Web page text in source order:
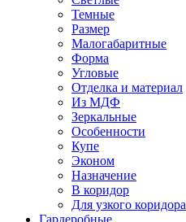
Темные
Размер
Малогабаритные
Форма
Угловые
Отделка и материал
Из МДФ
Зеркальные
Особенности
Купе
Эконом
Назначение
В коридор
Для узкого коридора
Гардеробные